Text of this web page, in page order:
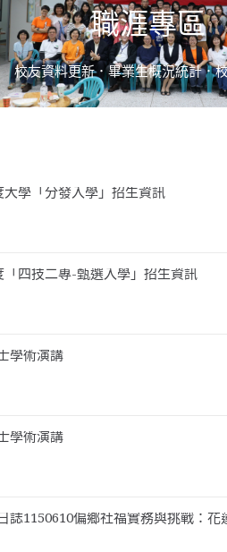
職涯專區
校友資料更新．畢業生概況統計．
大學「分發入學」招生資訊
「四技二專-甄選入學」招生資訊
學術演講
學術演講
誌1150610偏鄉社福實務與挑戰：花